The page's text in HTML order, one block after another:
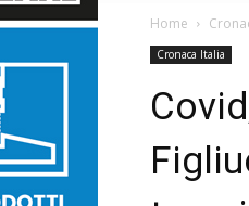
Home
Cronaca Italia